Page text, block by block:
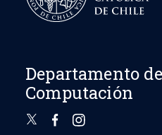
Departamento
Computación